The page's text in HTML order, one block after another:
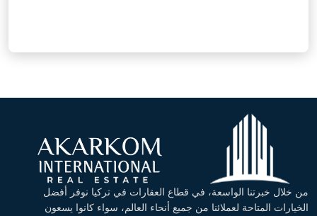
من خلال خبرتنا الواسعة، في قطاع العقارات في تركيا نوفر أفضل
الخيارات المتاحة لعملائنا من جميع أنحاء العالم، سواء كانوا يسعون